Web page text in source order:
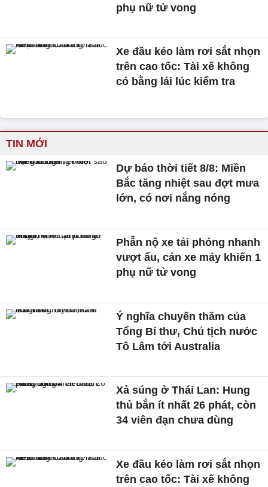
phụ nữ tử vong
Xe đầu kéo làm rơi sắt nhọn
trên cao tốc: Tài xế không
có bằng lái lúc kiểm tra
TIN MỚI
Dự báo thời tiết 8/8: Miền
Bắc tăng nhiệt sau đợt mưa
lớn, có nơi nắng nóng
Phẫn nộ xe tải phóng nhanh
vượt ẩu, cán xe máy khiến 1
phụ nữ tử vong
Ý nghĩa chuyến thăm của
Tổng Bí thư, Chủ tịch nước
Tô Lâm tới Australia
Xả súng ở Thái Lan: Hung
thủ bắn ít nhất 26 phát, còn
34 viên đạn chưa dùng
Xe đầu kéo làm rơi sắt nhọn
trên cao tốc: Tài xế không